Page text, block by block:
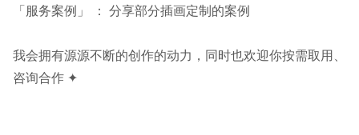
「服务案例」 ： 分享部分插画定制的案例
我会拥有源源不断的创作的动力，同时也欢迎你按需取用、
咨询合作 ✦